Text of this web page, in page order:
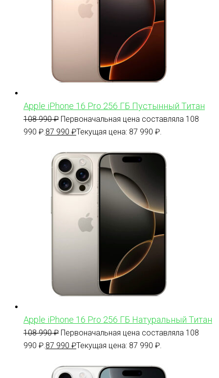
Apple iPhone 16 Pro 256 ГБ Пустынный Титан
108 990₽ Первоначальная цена составляла 108
990 ₽. 87 990 ₽Текущая цена: 87 990 ₽.
Apple iPhone 16 Pro 256 ГБ Натуральный Титан
108 990₽ Первоначальная цена составляла 108
990 ₽. 87 990 ₽Текущая цена: 87 990 ₽.